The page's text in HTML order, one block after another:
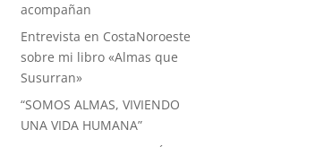
acompañan
Entrevista en CostaNoroeste
sobre mi libro «Almas que
Susurran»
“SOMOS ALMAS, VIVIENDO
UNA VIDA HUMANA”